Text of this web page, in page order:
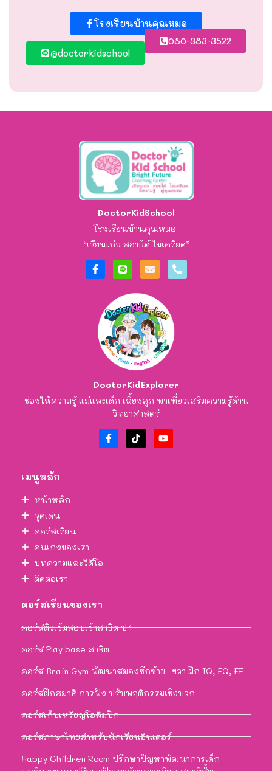
โรงเรียนบ้านคุณหมอ
@doctorkidschool
080-383-3522
DoctorKidSchool
โรงเรียนบ้านคุณหมอ
“เรียนเก่ง สอบได้ ไม่เครียด”
DoctorKidExplorer
ช่องให้ความรู้ แม่และเด็ก เลี้ยงลูก พาเที่ยวเสริมความรู้ด้าน
วิทยาศาสตร์
เมนูหลัก
หน้าหลัก
จุดเด่น
คอร์สเรียน
คนเก่งของเรา
บทความและวีดีโอ
ติดต่อเรา
คอร์สเรียนของเรา
คอร์สติวเข้มสอบเข้าสาธิต ป.1
คอร์ส Play base สาธิต
คอร์ส Brain Gym พัฒนาสมองซีกซ้าย–ขวา ฝึก IQ, EQ, EF
คอร์สฝึกสมาธิ การฟัง ปรับพฤติกรรมเชิงบวก
คอร์สเก็บเหรียญโอลิมปิก
คอร์สภาษาไทยสำหรับนักเรียนอินเตอร์
Happy Children Room ปรึกษาปัญหาพัฒนาการเด็ก